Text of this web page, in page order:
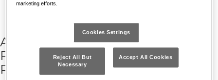
ASSORTIMENTO BUSSOLE
RIBASSATE CON CRICCHETTO
REVERSIBILE - MINI KIT (11 PZ)
marketing efforts.
Cookies Settings
Reject All But
Necessary
Accept All Cookies